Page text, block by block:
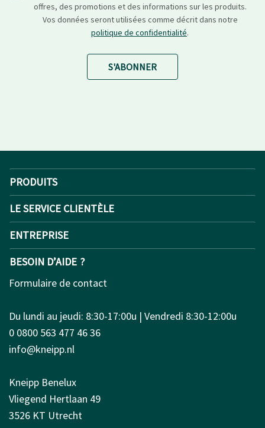
offres, des promotions et des informations sur les produits.
Vos données seront utilisées comme décrit dans notre
politique de confidentialité.
S'ABONNER
PRODUITS
LE SERVICE CLIENTÈLE
ENTREPRISE
BESOIN D’AIDE ?
Formulaire de contact
Du lundi au jeudi: 8:30-17:00u | Vendredi 8:30-12:00u
0 0800 563 477 46 36
info@kneipp.nl
Kneipp Benelux
Vliegend Hertlaan 49
3526 KT Utrecht